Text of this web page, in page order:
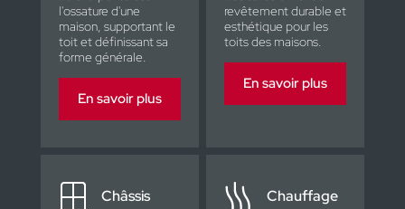
l'ossature d'une
maison, supportant le
toit et définissant sa
forme générale.
En savoir plus
revêtement durable et
esthétique pour les
toits des maisons.
En savoir plus
Châssis Chauffage